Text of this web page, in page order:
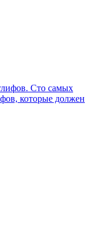
Сто самых
которые должен